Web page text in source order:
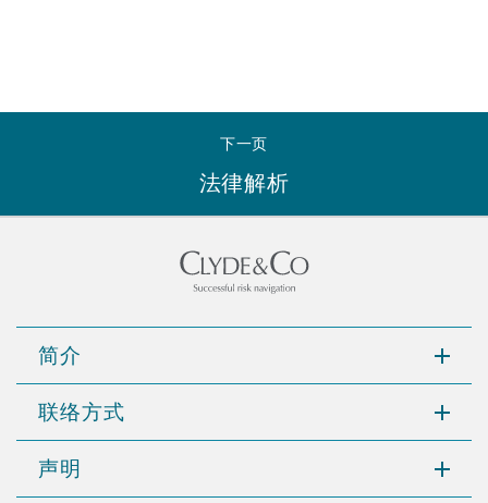
下一页
法律解析
简介
联络方式
声明